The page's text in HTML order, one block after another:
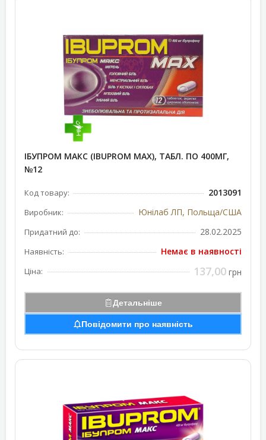
ІБУПРОМ МАКС (IBUPROM MAX), ТАБЛ. ПО 400МГ,
№12
Код товару: 2013091
Виробник: Юнілаб ЛП, Польща/США
Придатний до: 28.02.2025
Наявність: Немає в наявності
Ціна: 137,00 грн
Детальніше
Повідомити про наявність